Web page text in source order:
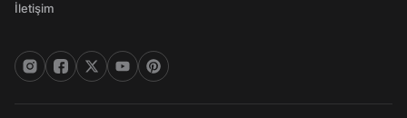
İletişim